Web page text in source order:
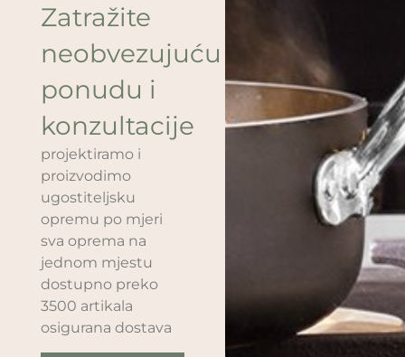
Zatražite
neobvezujuću
ponudu i
konzultacije
projektiramo i
proizvodimo
ugostiteljsku
opremu po mjeri
sva oprema na
jednom mjestu
dostupno preko
3500 artikala
osigurana dostava